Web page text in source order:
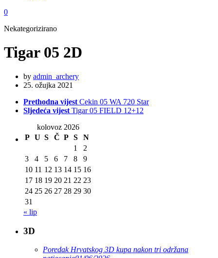
0
Nekategorizirano
Tigar 05 2D
by admin_archery
25. ožujka 2021
Prethodna vijest Cekin 05 WA 720 Star
Sljedeća vijest Tigar 05 FIELD 12+12
kolovoz 2026
P U S Č P S
N
1
2
3
4 5 6 7 8
9
10 11 12 13 14 15 16
17 18 19 20 21 22 23
24 25 26 27 28 29 30
31
« lip
3D
Poredak Hrvatskog 3D kupa nakon tri održana